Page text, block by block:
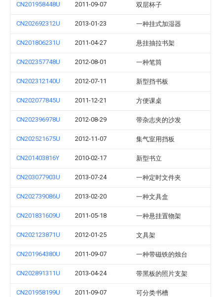
CN201958448U 2011-09-07 双层杯子
CN202692312U 2013-01-23 一种挂式加湿器
CN201806231U 2011-04-27 悬挂抽拉书架
CN202357748U 2012-08-01 一种笔筒
CN202312140U 2012-07-11 新型挡书板
CN202077845U 2011-12-21 方便课桌
CN202396978U 2012-08-29 带杂志夹的沙发
CN202521675U 2012-11-07 集气室用挡板
CN201403816Y 2010-02-17 新型书立
CN203077903U 2013-07-24 一种定时文件夹
CN202739086U 2013-02-20 一种文具盒
CN201831609U 2011-05-18 一种悬挂置物架
CN202123871U 2012-01-25 文具架
CN201964380U 2011-09-07 一种带磁铁的烛台
CN202891311U 2013-04-24 带黑板的照片支架
CN201958199U 2011-09-07 可分类书槽